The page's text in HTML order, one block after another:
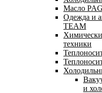
Масло
Одежда и
TEAM
техники
и